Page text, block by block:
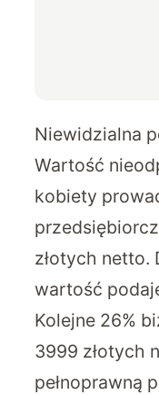
Niewidzialna
Wartość
kobiety
złotych
wartość
Kolejne 26%
3999 złotych
pełnoprawną